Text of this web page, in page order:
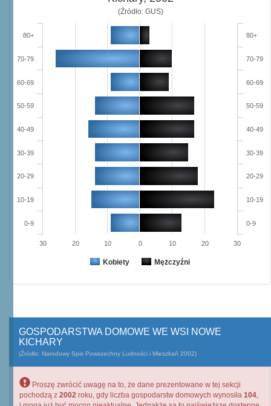
(Źródło: GUS)
Kobiety Mężczyźni
0-9
10-19
20-29
30-39
40-49
50-59
60-69
70-79
80+
0-9
10-19
20-29
30-39
40-49
50-59
60-69
70-79
80+
30 20 10 0 10 20 30
GOSPODARSTWA DOMOWE WE WSI NOWE
KICHARY
(Źródło: Narodowy Spis Powszechny Ludności i Mieszkań 2002)
Proszę zwrócić uwagę na to, że dane prezentowane w tej sekcji
pochodzą z 2002 roku, gdy liczba gospodarstw domowych wynosiła 104,